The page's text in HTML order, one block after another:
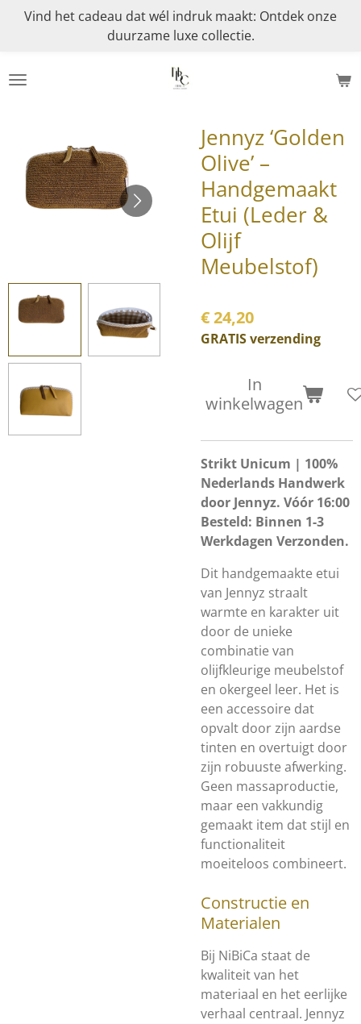
de
Vind het cadeau dat wél indruk maakt: Ontdek onze
duurzame luxe collectie.
Jennyz ‘Golden
Olive’ –
Handgemaakt
Etui (Leder &
Olijf
Meubelstof)
€ 24,20
GRATIS verzending
In
winkelwagen
Strikt Unicum | 100%
Nederlands Handwerk
door Jennyz. Vóór 16:00
Besteld: Binnen 1-3
Werkdagen Verzonden.
Dit handgemaakte etui
van Jennyz straalt
warmte en karakter uit
door de unieke
combinatie van
olijfkleurige meubelstof
en okergeel leer. Het is
een accessoire dat
opvalt door zijn aardse
tinten en overtuigt door
zijn robuuste afwerking.
Geen massaproductie,
maar een vakkundig
gemaakt item dat stijl en
functionaliteit
moeiteloos combineert.
Constructie en
Materialen
Bij NiBiCa staat de
kwaliteit van het
materiaal en het eerlijke
verhaal centraal. Jennyz